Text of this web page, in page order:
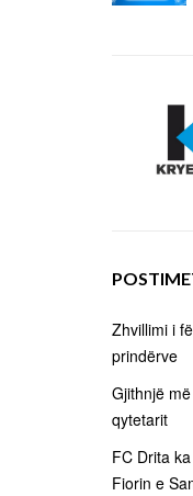
Zhvillimi i
prindërve
Gjithnjë
qytetarit
FC Drita
Fiorin e